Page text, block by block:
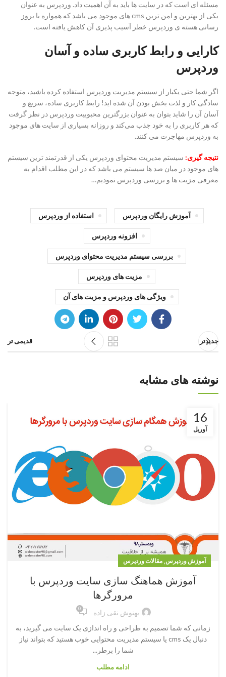
مسئله ای است که در سایت ها باید به آن اهمیت داد. وردپرس به عنوان
یکی از بهترین و امن ترین cms های موجود می باشد که همواره با بروز
رسانی هسته ی وردپرس خطر آسیب پذیری آن کاهش یافته است.
کارایی و رابط کاربری ساده و آسان
وردپرس
اگر شما حتی یکبار از سیستم مدیریت وردپرس استفاده کرده باشید، متوجه
سادگی کار و لذت بخش بودن آن شده اید! رابط کاربری ساده، سریع و
آسان آن را شاید بتوان به عنوان بزرگترین محبوبیت وردپرس در نظر گرفت
که هر کاربری را به خود جذب می‌کند و روزانه بسیاری از سایت های موجود
به وردپرس مهاجرت می کنند.
نتیجه گیری: سیستم مدیریت محتوای وردپرس یکی از قدرتمند ترین سیستم
های موجود در میان صد ها سیستم می باشد که در این مطلب اقدام به
معرفی مزیت ها و بررسی وردپرس نمودیم…
آموزش رایگان وردپرس استفاده از وردپرس
افزونه وردپرس
بررسی سیستم مدیریت محتوای وردپرس
مزیت های وردپرس
ویژگی های وردپرس و مزیت های آن
جدیدتر قدیمی تر
نوشته های مشابه
16
آوریل
آموزش وردپرس, مقالات وردپرس
آموزش هماهنگ سازی سایت وردپرس با
مرورگرها
بهنوش نقی زاده 0
زمانی که شما تصمیم به طراحی و راه اندازی یک سایت می گیرید، به
دنبال یک cms یا سیستم مدیریت محتوایی خوب هستید که بتواند نیاز
شما را برطر...
ادامه مطلب